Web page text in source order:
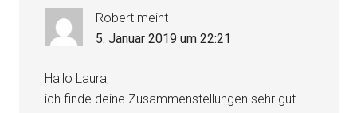
Robert meint
5. Januar 2019 um 22:21
Hallo Laura,
ich finde deine Zusammenstellungen sehr gut.